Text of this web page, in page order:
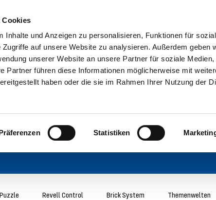
Cookies
Inhalte und Anzeigen zu personalisieren, Funktionen für
auf unsere Website zu analysieren. Außerdem geben
unserer Website an unsere Partner für soziale Medien,
Partner führen diese Informationen möglicherweise mit
haben oder die sie im Rahmen Ihrer Nutzung der
Statistiken
Revell Control Brick System
Themenwelten